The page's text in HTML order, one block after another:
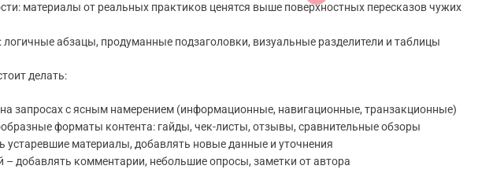
материалы от реальных практиков ценятся выше поверхностных пересказов чужих
логичные абзацы, продуманные подзаголовки, визуальные разделители и таблицы
делать:
запросах с ясным намерением (информационные, навигационные, транзакционные)
форматы контента: гайды, чек-листы, отзывы, сравнительные обзоры
устаревшие материалы, добавлять новые данные и уточнения
– добавлять комментарии, небольшие опросы, заметки от автора